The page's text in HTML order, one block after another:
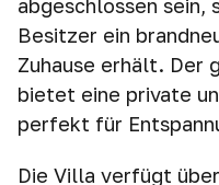
abgeschlossen sein,
Besitzer ein
Zuhause erhält. Der
bietet eine private
perfekt für
Die Villa verfügt